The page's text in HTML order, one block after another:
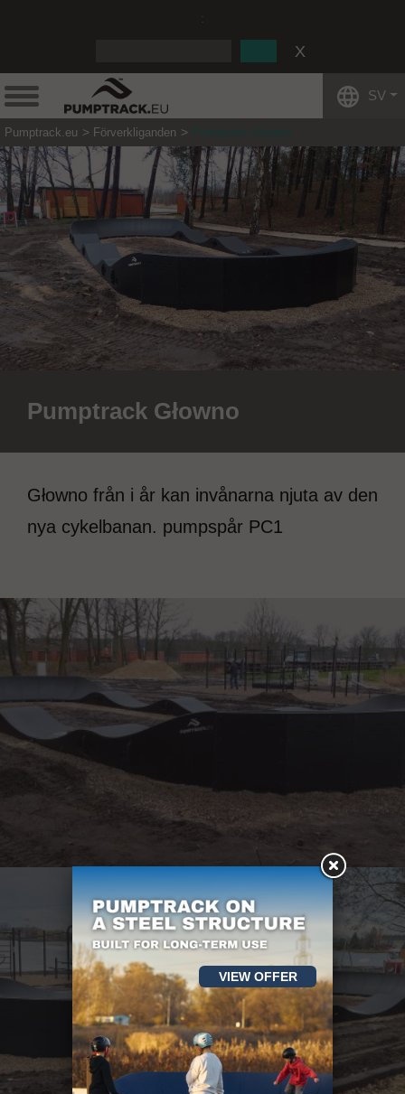
SV
Pumptrack.eu Förverkliganden Pumptrack Głowno
Pumptrack Głowno
Głowno från i år kan invånarna njuta av den
nya cykelbanan. pumpspår PC1
VIEW OFFER